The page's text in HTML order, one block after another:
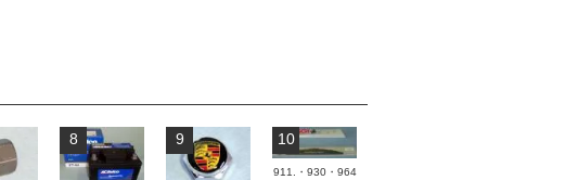
8 9 10
911.・930・964